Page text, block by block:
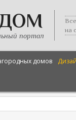
портал
на
домов